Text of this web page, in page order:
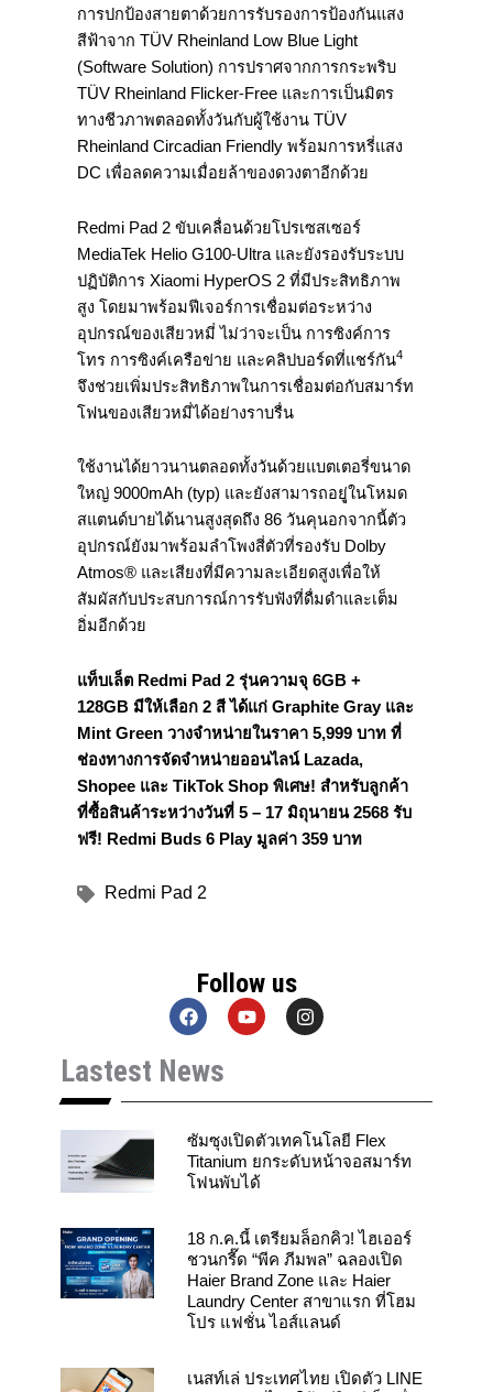
การปกป้องสายตาด้วยการรับรองการป้องกันแสง
สีฟ้าจาก TÜV Rheinland Low Blue Light
(Software Solution) การปราศจากการกระพริบ
TÜV Rheinland Flicker-Free และการเป็นมิตร
ทางชีวภาพตลอดทั้งวันกับผู้ใช้งาน TÜV
Rheinland Circadian Friendly พร้อมการหรี่แสง
DC เพื่อลดความเมื่อยล้าของดวงตาอีกด้วย
Redmi Pad 2 ขับเคลื่อนด้วยโปรเซสเซอร์
MediaTek Helio G100-Ultra และยังรองรับระบบ
ปฏิบัติการ Xiaomi HyperOS 2 ที่มีประสิทธิภาพ
สูง โดยมาพร้อมฟีเจอร์การเชื่อมต่อระหว่าง
อุปกรณ์ของเสียวหมี่ ไม่ว่าจะเป็น การซิงค์การ
โทร การซิงค์เครือข่าย และคลิปบอร์ดที่แชร์กัน4
จึงช่วยเพิ่มประสิทธิภาพในการเชื่อมต่อกับสมาร์ท
โฟนของเสียวหมี่ได้อย่างราบรื่น
ใช้งานได้ยาวนานตลอดทั้งวันด้วยแบตเตอรี่ขนาด
ใหญ่ 9000mAh (typ) และยังสามารถอยุู่ในโหมด
สแตนด์บายได้นานสูงสุดถึง 86 วันคุนอกจากนี้ตัว
อุปกรณ์ยังมาพร้อมลำโพงสี่ตัวที่รองรับ Dolby
Atmos® และเสียงที่มีความละเอียดสูงเพื่อให้
สัมผัสกับประสบการณ์การรับฟังที่ดื่มดำและเต็ม
อิ่มอีกด้วย
แท็บเล็ต Redmi Pad 2 รุ่นความจุ 6GB +
128GB มีให้เลือก 2 สี ได้แก่ Graphite Gray และ
Mint Green วางจำหน่ายในราคา 5,999 บาท ที่
ช่องทางการจัดจำหน่ายออนไลน์ Lazada,
Shopee และ TikTok Shop พิเศษ! สำหรับลูกค้า
ที่ซื้อสินค้าระหว่างวันที่ 5 – 17 มิถุนายน2568 รับ
ฟรี! Redmi Buds 6 Play มูลค่า 359 บาท
Redmi Pad 2
Follow us
F
a
e
b
o
k
Y
o
b
I
n
g
a
m
Lastest News
ซัมซุงเปิดตัวเทคโนโลยี Flex
Titanium ยกระดับหน้าจอสมาร์ท
โฟนพับได้
18 ก.ค.นี้ เตรียมล็อกคิว! ไฮเออร์
ชวนกรี๊ด “พีค ภีมพล” ฉลองเปิด
Haier Brand Zone และ Haier
Laundry Center สาขาแรก ที่โฮม
โปร แฟชั่น ไอส์แลนด์
เนสท์เล่ ประเทศไทย เปิดตัว LINE